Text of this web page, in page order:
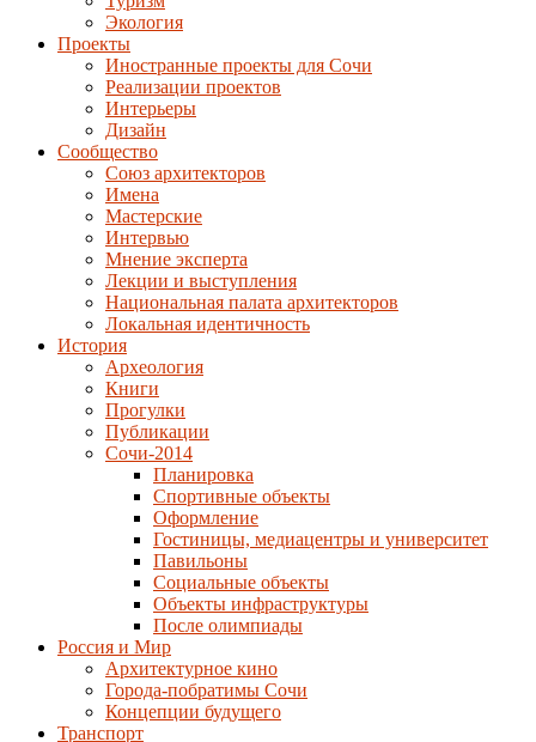
Экология
Проекты
Иностранные проекты для Сочи
Реализации проектов
Интерьеры
Дизайн
Сообщество
Союз архитекторов
Имена
Мастерские
Интервью
Мнение эксперта
Лекции и выступления
Национальная палата архитекторов
Локальная идентичность
История
Археология
Книги
Прогулки
Публикации
Сочи-2014
Планировка
Спортивные объекты
Оформление
Гостиницы, медиацентры и университет
Павильоны
Социальные объекты
Объекты инфраструктуры
После олимпиады
Россия и Мир
Архитектурное кино
Города-побратимы Сочи
Концепции будущего
Транспорт